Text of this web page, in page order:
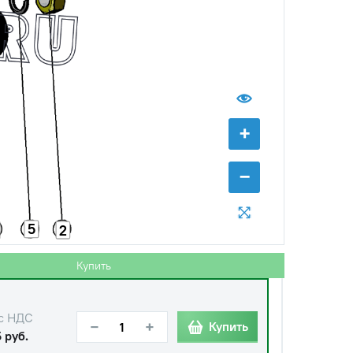
+
−
2
5
Купить
НДС
НДС
руб.
− + Купить